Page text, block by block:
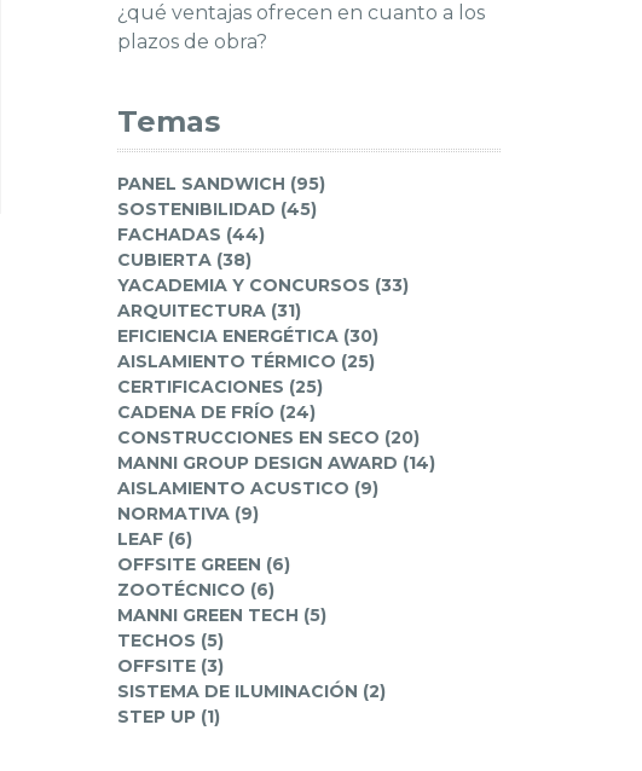
¿qué ventajas ofrecen en cuanto a los
plazos de obra?
Temas
PANEL SANDWICH (95)
SOSTENIBILIDAD (45)
FACHADAS (44)
CUBIERTA (38)
YACADEMIA Y CONCURSOS (33)
ARQUITECTURA (31)
EFICIENCIA ENERGÉTICA (30)
AISLAMIENTO TÉRMICO (25)
CERTIFICACIONES (25)
CADENA DE FRÍO (24)
CONSTRUCCIONES EN SECO (20)
MANNI GROUP DESIGN AWARD (14)
AISLAMIENTO ACUSTICO (9)
NORMATIVA (9)
LEAF (6)
OFFSITE GREEN (6)
ZOOTÉCNICO (6)
MANNI GREEN TECH (5)
TECHOS (5)
OFFSITE (3)
SISTEMA DE ILUMINACIÓN (2)
STEP UP (1)